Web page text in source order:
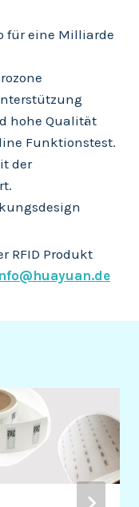
für eine Milliarde
hohe Qualität
Funktionstest.
der
RFID Produkt